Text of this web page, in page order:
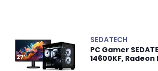
SEDATECH
PC Gamer
14600KF, Radeon